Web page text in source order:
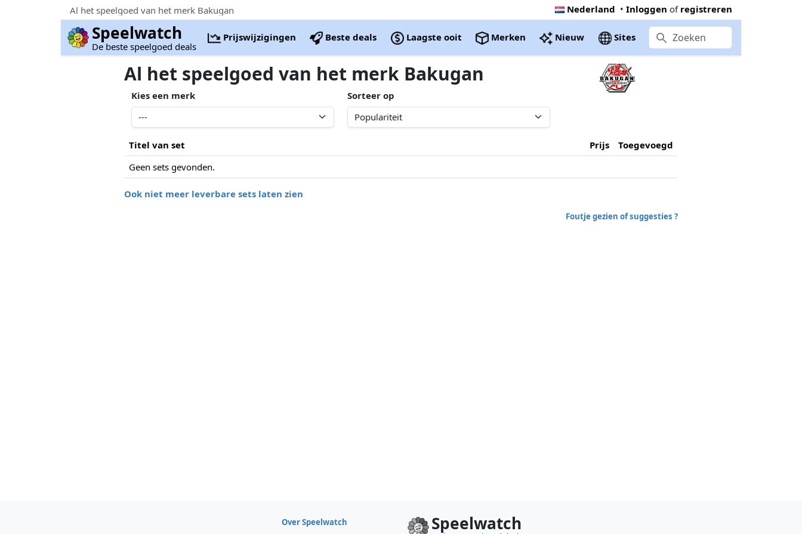
Al het speelgoed van het merk Bakugan Nederland • Inloggen of registreren
Speelwatch
De beste speelgoed deals
Prijswijzigingen Beste deals Laagste ooit Merken Nieuw Sites
Al het speelgoed van het merk Bakugan
Kies een merk Sorteer op
Titel van set Prijs
Toegevoegd
Geen sets gevonden.
Ook niet meer leverbare sets laten zien
Foutje gezien of suggesties ?
Over Speelwatch
Speelwatch